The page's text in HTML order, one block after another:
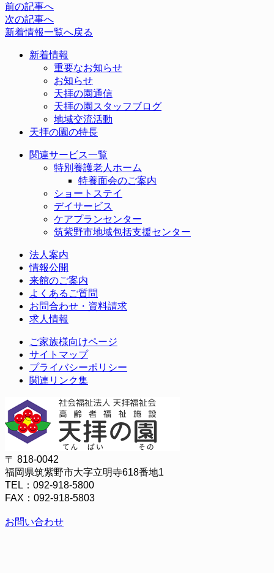
前の記事へ
次の記事へ
新着情報一覧へ戻る
新着情報
重要なお知らせ
お知らせ
天拝の園通信
天拝の園スタッフブログ
地域交流活動
天拝の園の特長
関連サービス一覧
特別養護老人ホーム
特養面会のご案内
ショートステイ
デイサービス
ケアプランセンター
筑紫野市地域包括支援センター
法人案内
情報公開
来館のご案内
よくあるご質問
お問合わせ・資料請求
求人情報
ご家族様向けページ
サイトマップ
プライバシーポリシー
関連リンク集
〒 818-0042
福岡県筑紫野市大字立明寺618番地1
TEL：092-918-5800
FAX：092-918-5803
お問い合わせ